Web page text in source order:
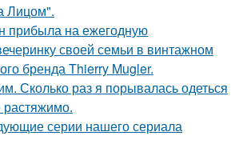
Лицом".
прибыла на ежегодную
своей семьи в винтажном
бренда Thierry Mugler.
Сколько раз я порывалась одеться
растяжимо.
серии нашего сериала